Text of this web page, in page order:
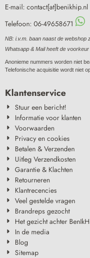
E-mail: contact[at]benikhip.nl
Telefoon: 06-49658671
NB: i.v.m. baan naast de webshop
Whatsapp & Mail heeft de voorkeur
Anonieme nummers worden niet
Telefonische acquisitie wordt niet
Klantenservice
Stuur een bericht!
Informatie voor klanten
Voorwaarden
Privacy en cookies
Betalen & Verzenden
Uitleg Verzendkosten
Garantie & Klachten
Retourneren
Klantrecencies
Veel gestelde vragen
Brandreps gezocht
Het gezicht achter
In de media
Blog
Sitemap